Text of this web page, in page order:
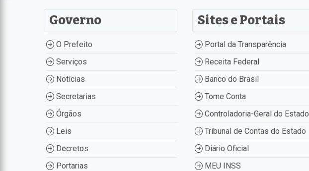
Governo
O Prefeito
Serviços
Notícias
Secretarias
Órgãos
Leis
Decretos
Portarias
Sites e Portais
Portal da Transparência
Receita Federal
Banco do Brasil
Tome Conta
Controladoria-Geral do Estado
Tribunal de Contas do Estado
Diário Oficial
MEU INSS